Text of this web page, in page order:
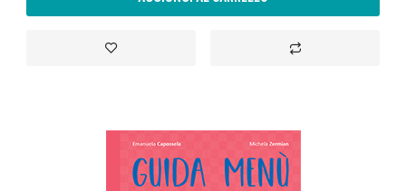
Aggiungi alla lista desideri Aggiungi al